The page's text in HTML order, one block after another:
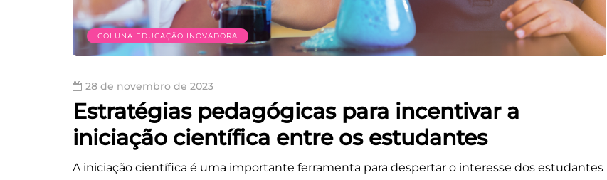
COLUNA EDUCAÇÃO INOVADORA
28 de novembro de 2023
Estratégias pedagógicas para incentivar a
iniciação científica entre os estudantes
A iniciação científica é uma importante ferramenta para despertar o interesse dos estudantes